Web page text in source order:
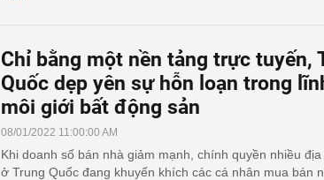
Chỉ bằng một nền tảng trực tuyến,
Quốc dẹp yên sự hỗn loạn trong
môi giới bất động sản
08/01/2022 11:00:00 AM
Khi doanh số bán nhà giảm mạnh, chính quyền nhiều
ở Trung Quốc đang khuyến khích các cá nhân mua bán